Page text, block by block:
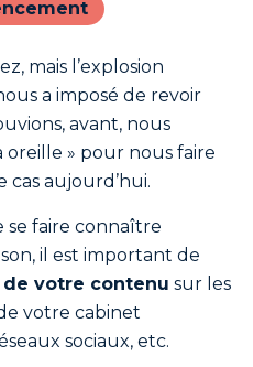
mais l’explosion
a imposé de revoir
avant, nous
» pour nous faire
cas aujourd’hui.
se faire connaître
il est important de
votre contenu sur les
votre cabinet
sociaux, etc.